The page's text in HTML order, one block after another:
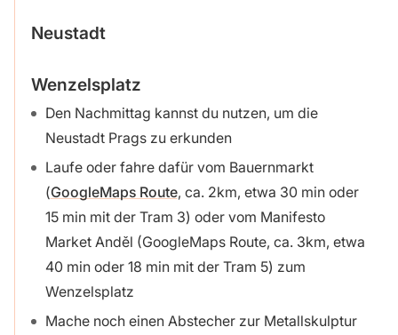
Neustadt
Wenzelsplatz
Den Nachmittag kannst du nutzen, um die
Neustadt Prags zu erkunden
Laufe oder fahre dafür vom Bauernmarkt
(GoogleMaps Route, ca. 2km, etwa 30 min oder
15 min mit der Tram 3) oder vom Manifesto
Market Anděl (GoogleMaps Route, ca. 3km, etwa
40 min oder 18 min mit der Tram 5) zum
Wenzelsplatz
Mache noch einen Abstecher zur Metallskulptur